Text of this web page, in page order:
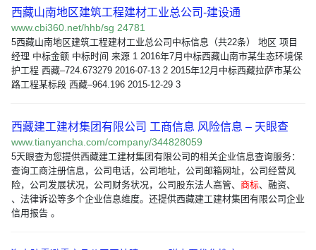
西藏山南地区建筑工程建材工业总公司-建设通
www.cbi360.net/hhb/sg 24781
5西藏山南地区建筑工程建材工业总公司中标信息（共22条） 地区 项目
经理 中标金额 中标时间 来源 1 2016年7月中标西藏山南市某生态环境保
护工程 西藏–724.673279 2016-07-13 2 2015年12月中标西藏拉萨市某公
路工程某标段 西藏–964.196 2015-12-29 3
西藏建工建材集团有限公司 工商信息 风险信息 – 天眼查
www.tianyancha.com/company/344828059
5天眼查为您提供西藏建工建材集团有限公司的相关企业信息查询服务：
查询工商注册信息，公司电话，公司地址，公司邮箱网址，公司经营风
险，公司发展状况，公司财务状况，公司股东法人高管、 商标、融资、
、法律诉讼等多个企业信息维度。还提供西藏建工建材集团有限公司企业
信用报告 。